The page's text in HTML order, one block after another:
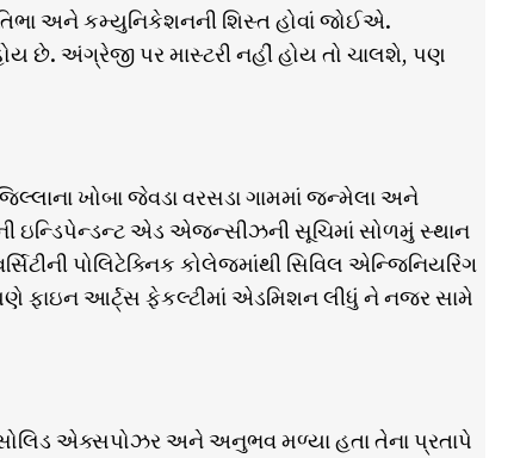
અને કમ્યુનિકેશનની શિસ્ત હોવાં જોઈએ.
અંગ્રેજી પર માસ્ટરી નહીં હોય તો ચાલશે, પણ
ખોબા જેવડા વરસડા ગામમાં જન્મેલા અને
ઇન્ડિપેન્ડન્ટ એડ એજન્સીઝની સૂચિમાં સોળમું સ્થાન
પોલિટેક્નિક કોલેજમાંથી સિવિલ એન્જિનિયરિંગ
ફાઇન આર્ટ્સ ફેકલ્ટીમાં એડમિશન લીધું ને નજર સામે
એક્સપોઝર અને અનુભવ મળ્યા હતા તેના પ્રતાપે